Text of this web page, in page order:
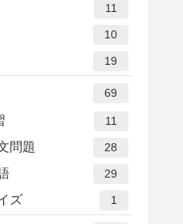
11
10
19
69
11
問題 28
29
ズ 1